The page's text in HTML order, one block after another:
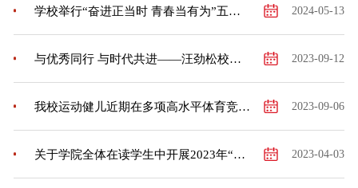
2024-05-13
学校举行“奋进正当时 青春当有为”五四主题活动暨“书声朗朗”班团支部示范读书会
2023-09-12
与优秀同行 与时代共进——汪劲松校长在四川大学2023级本科生开学典礼上的讲话
2023-09-06
我校运动健儿近期在多项高水平体育竞赛中取得佳绩
2023-04-03
关于学院全体在读学生中开展2023年“铭记历史缅怀英烈崇尚英雄争做先锋·清明祭英烈”线上祭扫活动的通知